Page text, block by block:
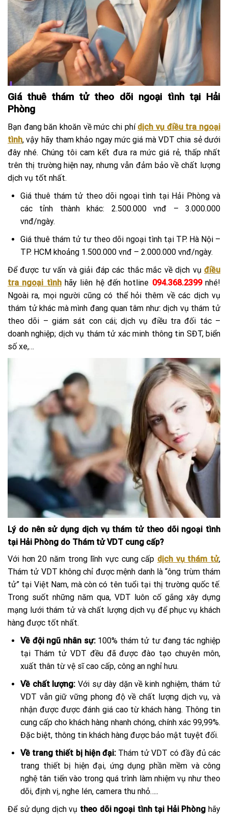
Giá thuê thám tử theo dõi ngoại tình tại Hải
Phòng
Bạn đang băn khoăn về mức chi phí dịch vụ điều tra ngoại
tình, vậy hãy tham khảo ngay mức giá mà VDT chia sẻ dưới
đây nhé. Chúng tôi cam kết đưa ra mức giá rẻ, thấp nhất
trên thị trường hiện nay, nhưng vẫn đảm bảo về chất lượng
dịch vụ tốt nhất.
Giá thuê thám tử theo dõi ngoại tình tại Hải Phòng và
các tỉnh thành khác: 2.500.000 vnđ – 3.000.000
vnđ/ngày.
Giá thuê thám tử tư theo dõi ngoại tình tại TP. Hà Nội –
TP. HCM khoảng 1.500.000 vnđ – 2.000.000 vnđ/ngày.
Để được tư vấn và giải đáp các thắc mắc về dịch vụ điều
tra ngoại tìnhhãy liên hệ đến hotline 094.368.2399nhé!
Ngoài ra, mọi người cũng có thể hỏi thêm về các dịch vụ
thám tử khác mà mình đang quan tâm như: dịch vụ thám tử
theo dõi – giám sát con cái; dịch vụ điều tra đối tác –
doanh nghiệp; dịch vụ thám tử xác minh thông tin SĐT, biển
số xe,…
Lý do nên sử dụng dịch vụ thám tử theo dõi ngoại tình
tại Hải Phòng do Thám tử VDT cung cấp?
Với hơn 20 năm trong lĩnh vực cung cấp dịch vụ thám tử,
Thám tử VDT không chỉ được mệnh danh là “ông trùm thám
tử” tại Việt Nam, mà còn có tên tuổi tại thị trường quốc tế.
Trong suốt những năm qua, VDT luôn cố gắng xây dựng
mạng lưới thám tử và chất lượng dịch vụ để phục vụ khách
hàng được tốt nhất.
Về đội ngũ nhân sự:100% thám tử tư đang tác nghiệp
tại Thám tử VDT đều đã được đào tạo chuyên môn,
xuất thân từ vệ sĩ cao cấp, công an nghỉ hưu.
Về chất lượng: Với sự dày dặn về kinh nghiệm, thám tử
VDT vẫn giữ vững phong độ về chất lượng dịch vụ, và
nhận được được đánh giá cao từ khách hàng. Thông tin
cung cấp cho khách hàng nhanh chóng, chính xác 99,99%.
Đặc biệt, thông tin khách hàng được bảo mật tuyệt đối.
Về trang thiết bị hiện đại: Thám tử VDT có đầy đủ các
trang thiết bị hiện đại, ứng dụng phần mềm và công
nghệ tân tiến vào trong quá trình làm nhiệm vụ như theo
dõi, định vị, nghe lén, camera thu nhỏ…..
Để sử dụng dịch vụ theo dõi ngoại tình tại Hải Phòng hãy